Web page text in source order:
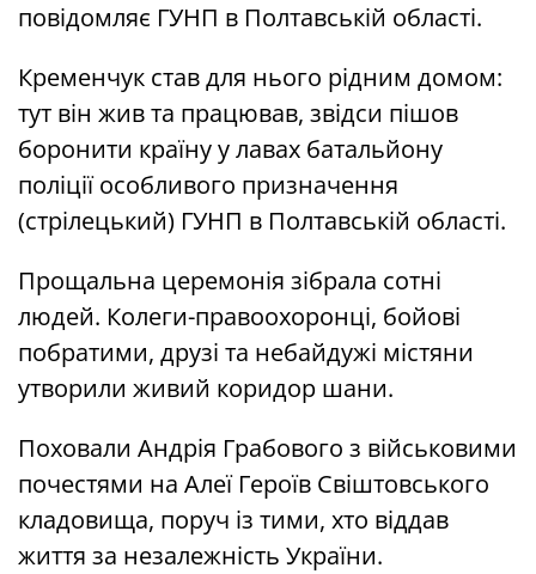
повідомляє ГУНП в Полтавській області.
Кременчук став для нього рідним домом:
тут він жив та працював, звідси пішов
боронити країну у лавах батальйону
поліції особливого призначення
(стрілецький) ГУНП в Полтавській області.
Прощальна церемонія зібрала сотні
людей. Колеги-правоохоронці, бойові
побратими, друзі та небайдужі містяни
утворили живий коридор шани.
Поховали Андрія Грабового з військовими
почестями на Алеї Героїв Свіштовського
кладовища, поруч із тими, хто віддав
життя за незалежність України.